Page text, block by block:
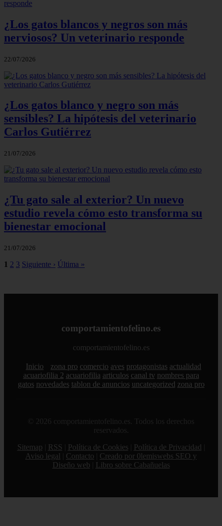
¿Los gatos blancos y negros son más
nerviosos? Un veterinario responde
22/07/2026
¿Los gatos blanco y negro son más
sensibles? La hipótesis del veterinario
Carlos Gutiérrez
21/07/2026
¿Tu gato sale al exterior? Un nuevo
estudio revela cómo esto transforma su
bienestar emocional
21/07/2026
1 2 3 Siguiente › Última »
comportamientofelino.es
comportamientofelino.es
Inicio zona pro comercio aves protagonistas actualidad
acuariofilia 2 acuariofilia articulos canal tv nombres para
gatos novedades tablon de anuncios uncategorized zona pro
© 2026 comportamientofelino.es. Todos los derechos
reservados.
Sitemap
RSS Política de Cookies Política de Privacidad
Aviso legal
Contacto
Creado por 0lemiswebs SEO y
Diseño web
Libro sobre Cabañuelas